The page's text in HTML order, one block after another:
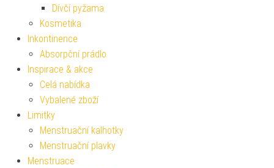
Dívčí pyžama
Kosmetika
Inkontinence
Absorpční prádlo
Inspirace & akce
Celá nabídka
Vybalené zboží
Limitky
Menstruační kalhotky
Menstruační plavky
Menstruace